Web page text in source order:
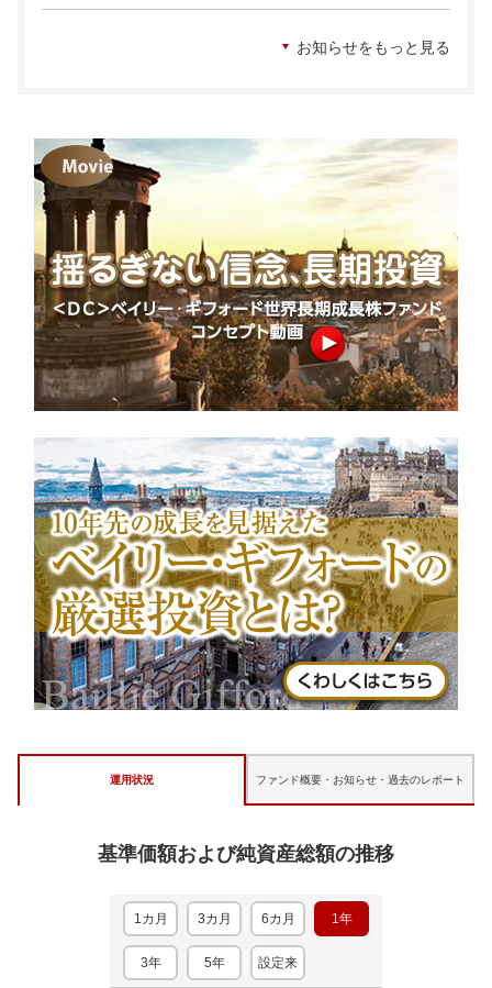
お知らせをもっと見る
運用状況 ファンド概要・お知らせ・ 過去のレポート
基準価額および純資産総額の推移
1カ月 3カ月 6カ月 1年
3年 5年 設定来